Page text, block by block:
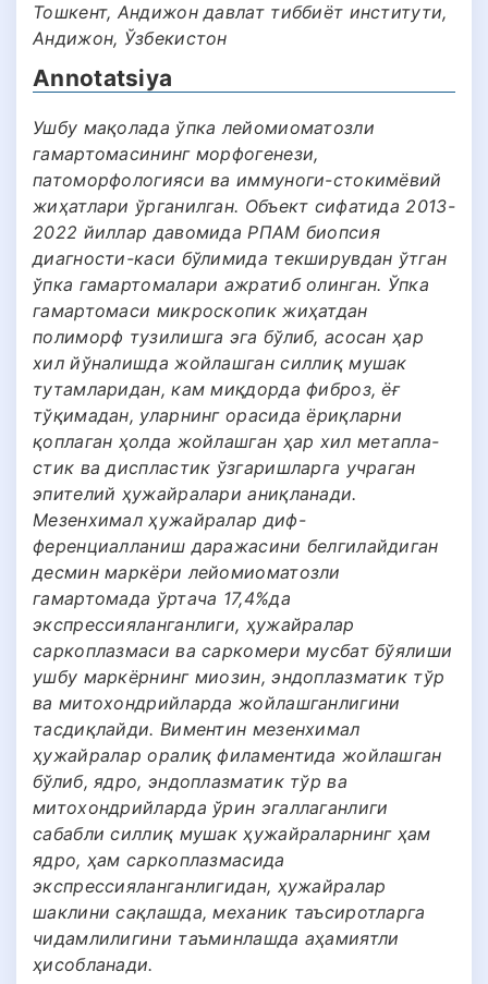
Тошкент, Андижон давлат тиббиёт институти,
Андижон, Ўзбекистон
Annotatsiya
Ушбу мақолада ўпка лейомиоматозли
гамартомасининг морфогенези,
патоморфологияси ва иммуноги-стокимёвий
жиҳатлари ўрганилган. Объект сифатида 2013-
2022 йиллар давомида РПАМ биопсия
диагности-каси бўлимида текширувдан ўтган
ўпка гамартомалари ажратиб олинган. Ўпка
гамартомаси микроскопик жиҳатдан
полиморф тузилишга эга бўлиб, асосан ҳар
хил йўналишда жойлашган силлиқ мушак
тутамларидан, кам миқдорда фиброз, ёғ
тўқимадан, уларнинг орасида ёриқларни
қоплаган ҳолда жойлашган ҳар хил метапла-
стик ва диспластик ўзгаришларга учраган
эпителий ҳужайралари аниқланади.
Мезенхимал ҳужайралар диф-
ференциалланиш даражасини белгилайдиган
десмин маркёри лейомиоматозли
гамартомада ўртача 17,4%да
экспрессияланганлиги, ҳужайралар
саркоплазмаси ва саркомери мусбат бўялиши
ушбу маркёрнинг миозин, эндоплазматик тўр
ва митохондрийларда жойлашганлигини
тасдиқлайди. Виментин мезенхимал
ҳужайралар оралиқ филаментида жойлашган
бўлиб, ядро, эндоплазматик тўр ва
митохондрийларда ўрин эгаллаганлиги
сабабли силлиқ мушак ҳужайраларнинг ҳам
ядро, ҳам саркоплазмасида
экспрессияланганлигидан, ҳужайралар
шаклини сақлашда, механик таъсиротларга
чидамлилигини таъминлашда аҳамиятли
ҳисобланади.